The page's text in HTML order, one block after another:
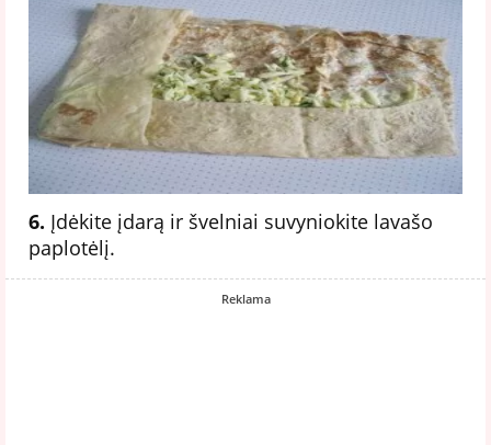
6. Įdėkite įdarą ir švelniai suvyniokite lavašo
paplotėlį.
Reklama